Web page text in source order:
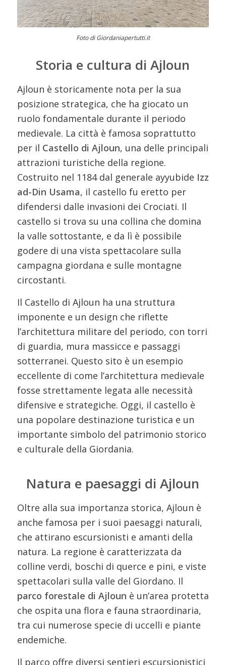
Foto di Giordaniapertutti.it
Storia e cultura di Ajloun
Ajloun è storicamente nota per la sua
posizione strategica, che ha giocato un
ruolo fondamentale durante il periodo
medievale. La città è famosa soprattutto
per il Castello di Ajloun, una delle principali
attrazioni turistiche della regione.
Costruito nel 1184 dal generale ayyubide Izz
ad-Din Usama, il castello fu eretto per
difendersi dalle invasioni dei Crociati. Il
castello si trova su una collina che domina
la valle sottostante, e da lì è possibile
godere di una vista spettacolare sulla
campagna giordana e sulle montagne
circostanti.
Il Castello di Ajloun ha una struttura
imponente e un design che riflette
l’architettura militare del periodo, con torri
di guardia, mura massicce e passaggi
sotterranei. Questo sito è un esempio
eccellente di come l’architettura medievale
fosse strettamente legata alle necessità
difensive e strategiche. Oggi, il castello è
una popolare destinazione turistica e un
importante simbolo del patrimonio storico
e culturale della Giordania.
Natura e paesaggi di Ajloun
Oltre alla sua importanza storica, Ajloun è
anche famosa per i suoi paesaggi naturali,
che attirano escursionisti e amanti della
natura. La regione è caratterizzata da
colline verdi, boschi di querce e pini, e viste
spettacolari sulla valle del Giordano. Il
parco forestale di Ajloun è un’area protetta
che ospita una flora e fauna straordinaria,
tra cui numerose specie di uccelli e piante
endemiche.
Il parco offre diversi sentieri escursionistici